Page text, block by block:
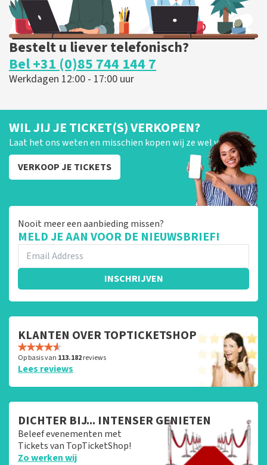
Bestelt u liever telefonisch?
Bel +31 (0)85 744 144 7
Werkdagen 12:00 - 17:00 uur
WIL JIJ JE TICKET(S) VERKOPEN?
Laat het ons weten en misschien kopen wij ze wel van je!
VERKOOP JE TICKETS
Nooit meer een aanbieding missen?
MELD JE AAN VOOR DE NIEUWSBRIEF!
INSCHRIJVEN
KLANTEN OVER TOPTICKETSHOP
Op basis van 113.182reviews
Lees reviews
DICHTER BIJ... INTENSER GENIETEN
Beleef evenementen met
Tickets van TopTicketShop!
Zo werken wij